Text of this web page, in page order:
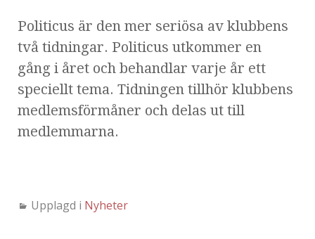
Politicus är den mer seriösa av klubbens
två tidningar. Politicus utkommer en
gång i året och behandlar varje år ett
speciellt tema. Tidningen tillhör klubbens
medlemsförmåner och delas ut till
medlemmarna.
Upplagd i Nyheter